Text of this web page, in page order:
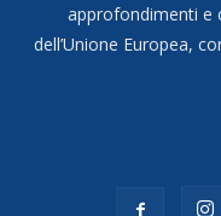
approfondimenti e
dell’Unione Europea,